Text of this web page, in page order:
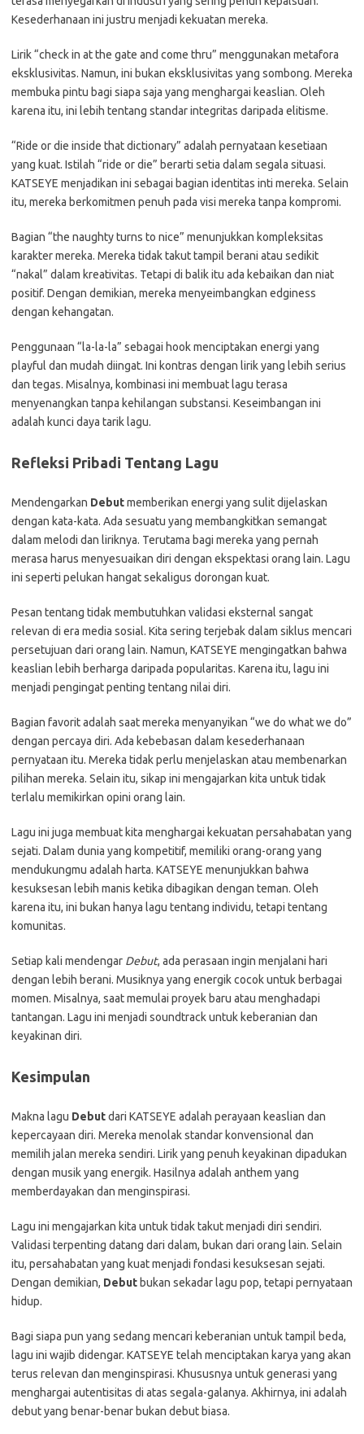
Kesederhanaan ini justru menjadi kekuatan mereka.
Lirik “check in at the gate and come thru” menggunakan metafora
eksklusivitas. Namun, ini bukan eksklusivitas yang sombong. Mereka
membuka pintu bagi siapa saja yang menghargai keaslian. Oleh
karena itu, ini lebih tentang standar integritas daripada elitisme.
“Ride or die inside that dictionary” adalah pernyataan kesetiaan
yang kuat. Istilah “ride or die” berarti setia dalam segala situasi.
KATSEYE menjadikan ini sebagai bagian identitas inti mereka. Selain
itu, mereka berkomitmen penuh pada visi mereka tanpa kompromi.
Bagian “the naughty turns to nice” menunjukkan kompleksitas
karakter mereka. Mereka tidak takut tampil berani atau sedikit
“nakal” dalam kreativitas. Tetapi di balik itu ada kebaikan dan niat
positif. Dengan demikian, mereka menyeimbangkan edginess
dengan kehangatan.
Penggunaan “la-la-la” sebagai hook menciptakan energi yang
playful dan mudah diingat. Ini kontras dengan lirik yang lebih serius
dan tegas. Misalnya, kombinasi ini membuat lagu terasa
menyenangkan tanpa kehilangan substansi. Keseimbangan ini
adalah kunci daya tarik lagu.
Refleksi Pribadi Tentang Lagu
Mendengarkan Debutmemberikan energi yang sulit dijelaskan
dengan kata-kata. Ada sesuatu yang membangkitkan semangat
dalam melodi dan liriknya. Terutama bagi mereka yang pernah
merasa harus menyesuaikan diri dengan ekspektasi orang lain. Lagu
ini seperti pelukan hangat sekaligus dorongan kuat.
Pesan tentang tidak membutuhkan validasi eksternal sangat
relevan di era media sosial. Kita sering terjebak dalam siklus mencari
persetujuan dari orang lain. Namun, KATSEYE mengingatkan bahwa
keaslian lebih berharga daripada popularitas. Karena itu, lagu ini
menjadi pengingat penting tentang nilai diri.
Bagian favorit adalah saat mereka menyanyikan “we do what we do”
dengan percaya diri. Ada kebebasan dalam kesederhanaan
pernyataan itu. Mereka tidak perlu menjelaskan atau membenarkan
pilihan mereka. Selain itu, sikap ini mengajarkan kita untuk tidak
terlalu memikirkan opini orang lain.
Lagu ini juga membuat kita menghargai kekuatan persahabatan yang
sejati. Dalam dunia yang kompetitif, memiliki orang-orang yang
mendukungmu adalah harta. KATSEYE menunjukkan bahwa
kesuksesan lebih manis ketika dibagikan dengan teman. Oleh
karena itu, ini bukan hanya lagu tentang individu, tetapi tentang
komunitas.
Setiap kali mendengar Debut, ada perasaan ingin menjalani hari
dengan lebih berani. Musiknya yang energik cocok untuk berbagai
momen. Misalnya, saat memulai proyek baru atau menghadapi
tantangan. Lagu ini menjadi soundtrack untuk keberanian dan
keyakinan diri.
Kesimpulan
Makna lagu Debutdari KATSEYE adalah perayaan keaslian dan
kepercayaan diri. Mereka menolak standar konvensional dan
memilih jalan mereka sendiri. Lirik yang penuh keyakinan dipadukan
dengan musik yang energik. Hasilnya adalah anthem yang
memberdayakan dan menginspirasi.
Lagu ini mengajarkan kita untuk tidak takut menjadi diri sendiri.
Validasi terpenting datang dari dalam, bukan dari orang lain. Selain
itu, persahabatan yang kuat menjadi fondasi kesuksesan sejati.
Dengan demikian, Debut bukan sekadar lagu pop, tetapi pernyataan
hidup.
Bagi siapa pun yang sedang mencari keberanian untuk tampil beda,
lagu ini wajib didengar. KATSEYE telah menciptakan karya yang akan
terus relevan dan menginspirasi. Khususnya untuk generasi yang
menghargai autentisitas di atas segala-galanya. Akhirnya, ini adalah
debut yang benar-benar bukan debut biasa.